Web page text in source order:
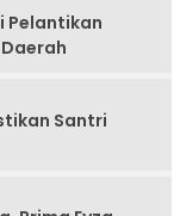
Pelantikan
Santri